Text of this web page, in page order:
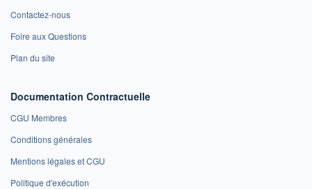
Contactez-nous
Foire aux Questions
Plan du site
Documentation Contractuelle
CGU Membres
Conditions générales
Mentions légales et CGU
Politique d'exécution